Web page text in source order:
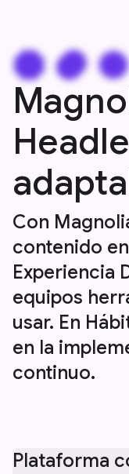
Con
contenido
Experiencia
equipos
usar. En
en la
continuo.
Plataforma